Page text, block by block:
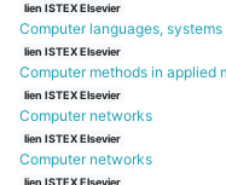
lien ISTEX Elsevier
Computer languages,
lien ISTEX Elsevier
Computer methods in applied
lien ISTEX Elsevier
Computer networks
lien ISTEX Elsevier
Computer networks
lien ISTEX Elsevier